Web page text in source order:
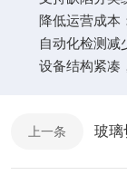
降低运营成本
自动化检测减少
设备结构紧凑，
上一条 玻璃